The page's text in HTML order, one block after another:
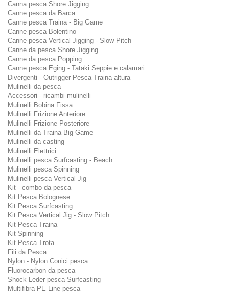
Canna pesca Shore Jigging
Canne pesca da Barca
Canne pesca Traina - Big Game
Canne pesca Bolentino
Canne pesca Vertical Jigging - Slow Pitch
Canne da pesca Shore Jigging
Canne da pesca Popping
Canne pesca Eging - Tataki Seppie e calamari
Divergenti - Outrigger Pesca Traina altura
Mulinelli da pesca
Accessori - ricambi mulinelli
Mulinelli Bobina Fissa
Mulinelli Frizione Anteriore
Mulinelli Frizione Posteriore
Mulinelli da Traina Big Game
Mulinelli da casting
Mulinelli Elettrici
Mulinelli pesca Surfcasting - Beach
Mulinelli pesca Spinning
Mulinelli pesca Vertical Jig
Kit - combo da pesca
Kit Pesca Bolognese
Kit Pesca Surfcasting
Kit Pesca Vertical Jig - Slow Pitch
Kit Pesca Traina
Kit Spinning
Kit Pesca Trota
Fili da Pesca
Nylon - Nylon Conici pesca
Fluorocarbon da pesca
Shock Leder pesca Surfcasting
Multifibra PE Line pesca